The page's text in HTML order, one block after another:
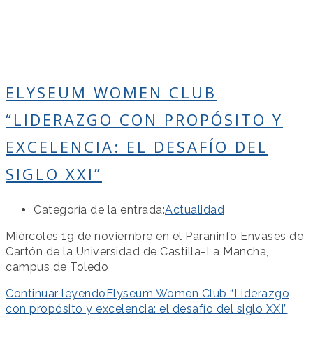
ELYSEUM WOMEN CLUB
“LIDERAZGO CON PROPÓSITO Y
EXCELENCIA: EL DESAFÍO DEL
SIGLO XXI”
Categoría de la entrada:Actualidad
Miércoles 19 de noviembre en el Paraninfo Envases de
Cartón de la Universidad de Castilla-La Mancha,
campus de Toledo
Continuar leyendo Elyseum Women Club “Liderazgo
con propósito y excelencia: el desafío del siglo XXI”